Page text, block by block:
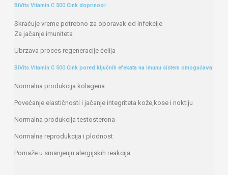
BiVits Vitamin C 500 Cink doprinosi:
Skraćuje vreme potrebno za oporavak od infekcije
Za jačanje imuniteta
Ubrzava proces regeneracije ćelija
BiVits Vitamin C 500 Cink pored ključnih efekata na imunu sistem omogućava:
Normalna produkcija kolagena
Povećanje elastičnosti i jačanje integriteta kože,kose i noktiju
Normalna produkcija testosterona
Normalna reprodukcija i plodnost
Pomaže u smanjenju alergijskih reakcija